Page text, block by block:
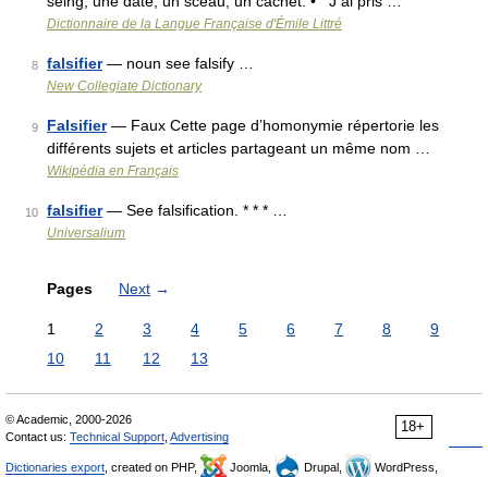
Dictionnaire de la Langue Française d'Émile Littré
8 falsifier— noun see falsify …
New Collegiate Dictionary
9 Falsifier— Faux Cette page d’homonymie répertorie les
différents sujets et articles partageant un même nom …
Wikipédia en Français
10 falsifier— See falsification. * * * …
Universalium
Pages Next →
1 2 3 4 5 6 7 8
9
10
11 12 13
18+
© Academic, 2000-2026
Contact us: Technical Support Advertising
Dictionaries export , created on PHP, Joomla, Drupal, WordPress,